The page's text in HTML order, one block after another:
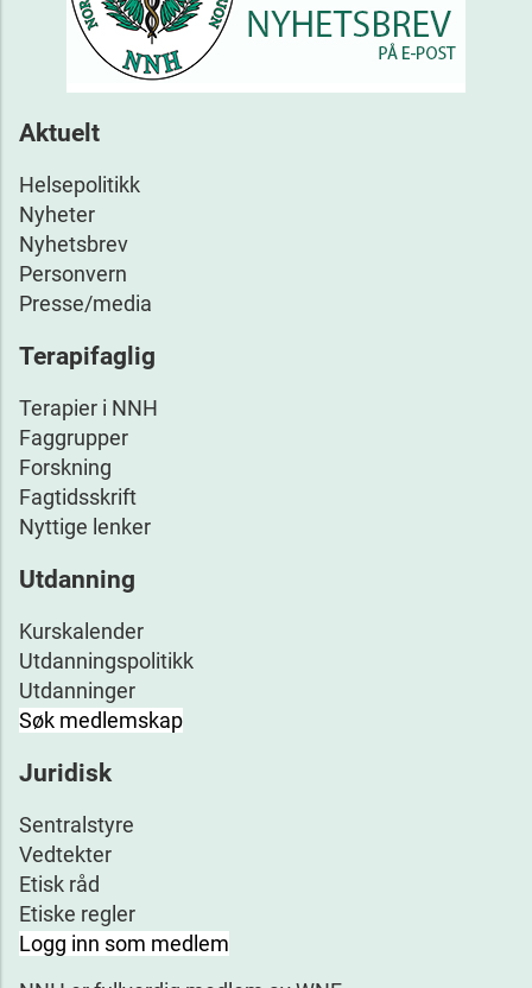
Aktuelt
Helsepolitikk
Nyheter
Nyhetsbrev
Personvern
Presse/media
Terapifaglig
Terapier i NNH
Faggrupper
Forskning
Fagtidsskrift
Nyttige lenker
Utdanning
Kurskalender
Utdanningspolitikk
Utdanninger
Søk medlemskap
Juridisk
Sentralstyre
Vedtekter
Etisk råd
Etiske regler
Logg inn som medlem